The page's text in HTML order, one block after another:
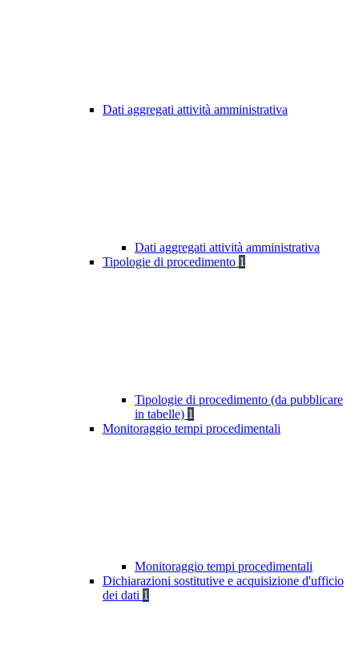
Dati aggregati attività amministrativa
Dati aggregati attività amministrativa
Tipologie di procedimento 1
Tipologie di procedimento (da pubblicare
in tabelle) 1
Monitoraggio tempi procedimentali
Monitoraggio tempi procedimentali
Dichiarazioni sostitutive e acquisizione d'ufficio
dei dati 1